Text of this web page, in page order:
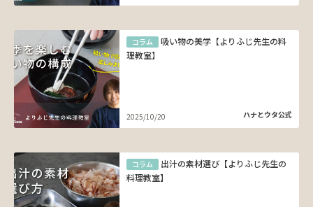
コラム
吸い物の美学【よりふじ先生の料
理教室】
2025/10/20 ハナとウタ公式
コラム
出汁の素材選び【よりふじ先生の
料理教室】